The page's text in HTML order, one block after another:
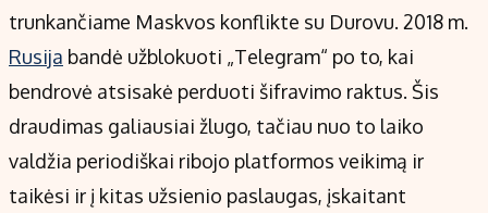
trunkančiame Maskvos konflikte su Durovu. 2018 m.
Rusija bandė užblokuoti „Telegram“ po to, kai
bendrovė atsisakė perduoti šifravimo raktus. Šis
draudimas galiausiai žlugo, tačiau nuo to laiko
valdžia periodiškai ribojo platformos veikimą ir
taikėsi ir į kitas užsienio paslaugas, įskaitant